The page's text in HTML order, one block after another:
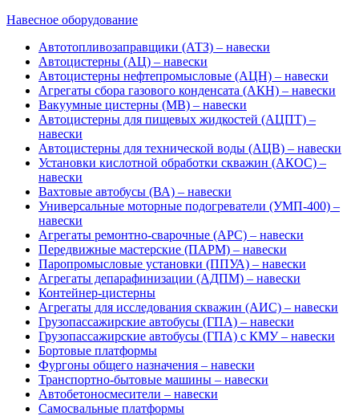
Навесное оборудование
Автотопливозаправщики (АТЗ) – навески
Автоцистерны (АЦ) – навески
Автоцистерны нефтепромысловые (АЦН) – навески
Агрегаты сбора газового конденсата (АКН) – навески
Вакуумные цистерны (МВ) – навески
Автоцистерны для пищевых жидкостей (АЦПТ) –
навески
Автоцистерны для технической воды (АЦВ) – навески
Установки кислотной обработки скважин (АКОС) –
навески
Вахтовые автобусы (ВА) – навески
Универсальные моторные подогреватели (УМП-400) –
навески
Агрегаты ремонтно-сварочные (АРС) – навески
Передвижные мастерские (ПАРМ) – навески
Паропромысловые установки (ППУА) – навески
Агрегаты депарафинизации (АДПМ) – навески
Контейнер-цистерны
Агрегаты для исследования скважин (АИС) – навески
Грузопассажирские автобусы (ГПА) – навески
Грузопассажирские автобусы (ГПА) с КМУ – навески
Бортовые платформы
Фургоны общего назначения – навески
Транспортно-бытовые машины – навески
Автобетоносмесители – навески
Самосвальные платформы